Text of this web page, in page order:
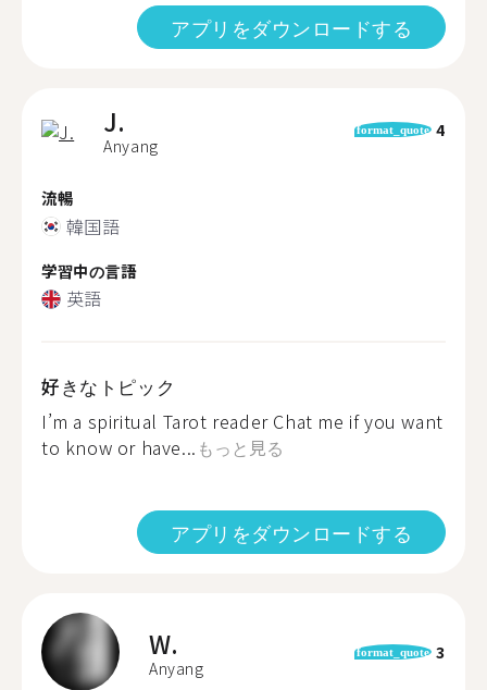
アプリをダウンロードする
J.
Anyang
format_quote 4
流暢
韓国語
学習中の言語
英語
好きなトピック
I’m a spiritual Tarot reader Chat me if you want
to know or have... もっと見る
アプリをダウンロードする
W.
Anyang
format_quote 3